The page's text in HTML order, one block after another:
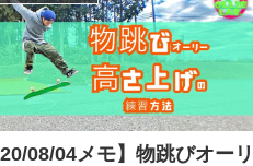
20/08/04メモ】物跳びオーリ